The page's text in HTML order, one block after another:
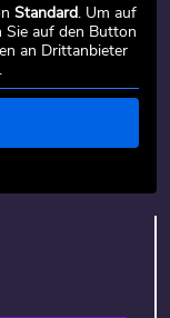
Standard. Um auf
Sie auf den Button
an Drittanbieter